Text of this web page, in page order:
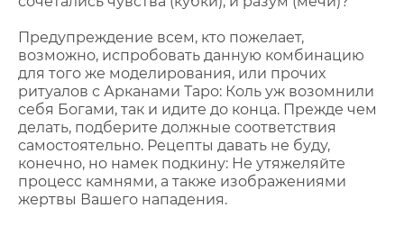
Предупреждение всем, кто пожелает,
возможно, испробовать данную комбинацию
для того же моделирования, или прочих
ритуалов с Арканами Таро: Коль уж возомнили
себя Богами, так и идите до конца. Прежде чем
делать, подберите должные соответствия
самостоятельно. Рецепты давать не буду,
конечно, но намек подкину: Не утяжеляйте
процесс камнями, а также изображениями
жертвы Вашего нападения.